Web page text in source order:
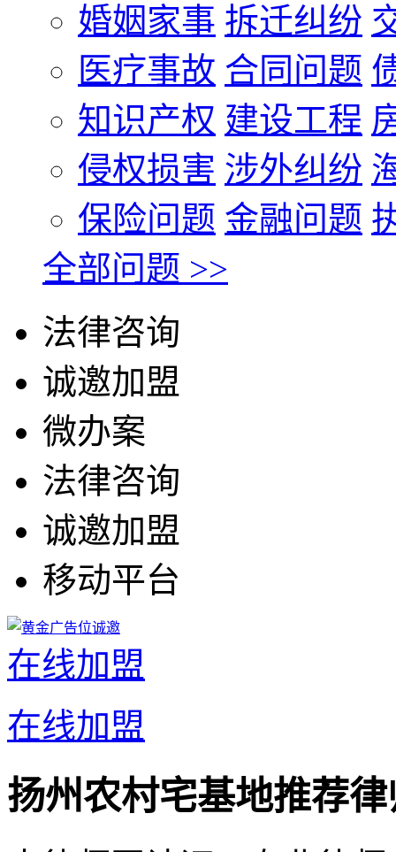
婚姻家事 拆迁纠纷
医疗事故 合同问题
知识产权 建设工程
侵权损害 涉外纠纷
保险问题 金融问题
全部问题 >>
法律咨询
诚邀加盟
微办案
法律咨询
诚邀加盟
移动平台
在线加盟
在线加盟
扬州农村宅基地推荐律